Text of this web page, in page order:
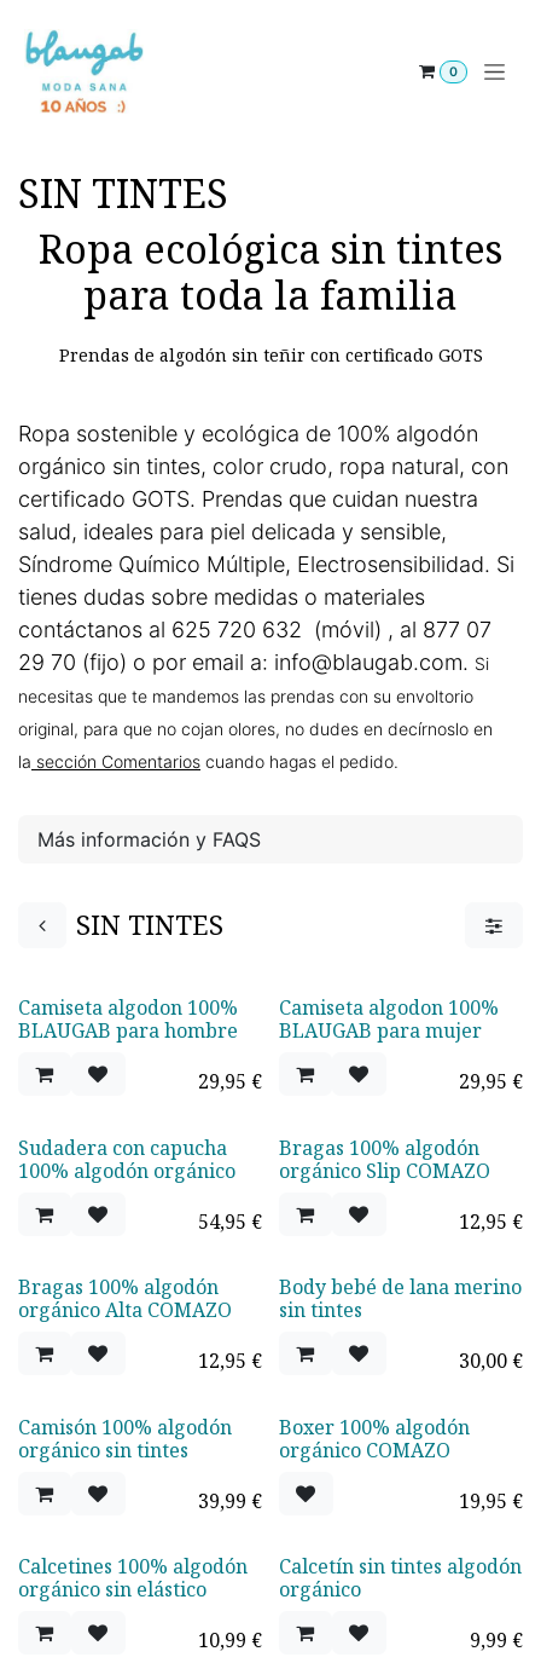
0
SIN TINTES
Ropa ecológica sin tintes
para toda la familia
Prendas de algodón sin teñir con certificado GOTS
Ropa sostenible y ecológica de 100% algodón
orgánico sin tintes, color crudo, ropa natural, con
certificado GOTS. Prendas que cuidan nuestra
salud, ideales para piel delicada y sensible,
Síndrome Químico Múltiple, Electrosensibilidad. Si
tienes dudas sobre medidas o materiales
contáctanos al 625 720 632 (móvil) , al 877 07
29 70 (fijo) o por email a: info@blaugab.com. Si
necesitas que te mandemos las prendas con su envoltorio
original, para que no cojan olores, no dudes en decírnoslo en
la sección Comentarios cuando hagas el pedido.
Más información y FAQS
SIN TINTES
¡Nuevo!
Camiseta algodon 100%
BLAUGAB para hombre
29,95 €
¡Nuevo!
Camiseta algodon 100%
BLAUGAB para mujer
29,95 €
Sudadera con capucha
100% algodón orgánico
54,95 €
Bragas 100% algodón
orgánico Slip COMAZO
12,95 €
Bragas 100% algodón
orgánico Alta COMAZO
12,95 €
Body bebé de lana merino
sin tintes
30,00 €
Camisón 100% algodón
orgánico sin tintes
39,99 € TOP VENTAS
Boxer 100% algodón
orgánico COMAZO
19,95 €
Calcetines 100% algodón
orgánico sin elástico
10,99 €
Calcetín sin tintes algodón
orgánico
9,99 €